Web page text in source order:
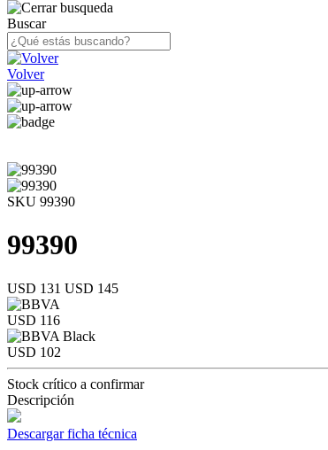
Buscar
Volver
SKU 99390
99390
USD 131 USD 145
USD 116
USD 102
Stock crítico a confirmar
Descripción
Descargar ficha técnica